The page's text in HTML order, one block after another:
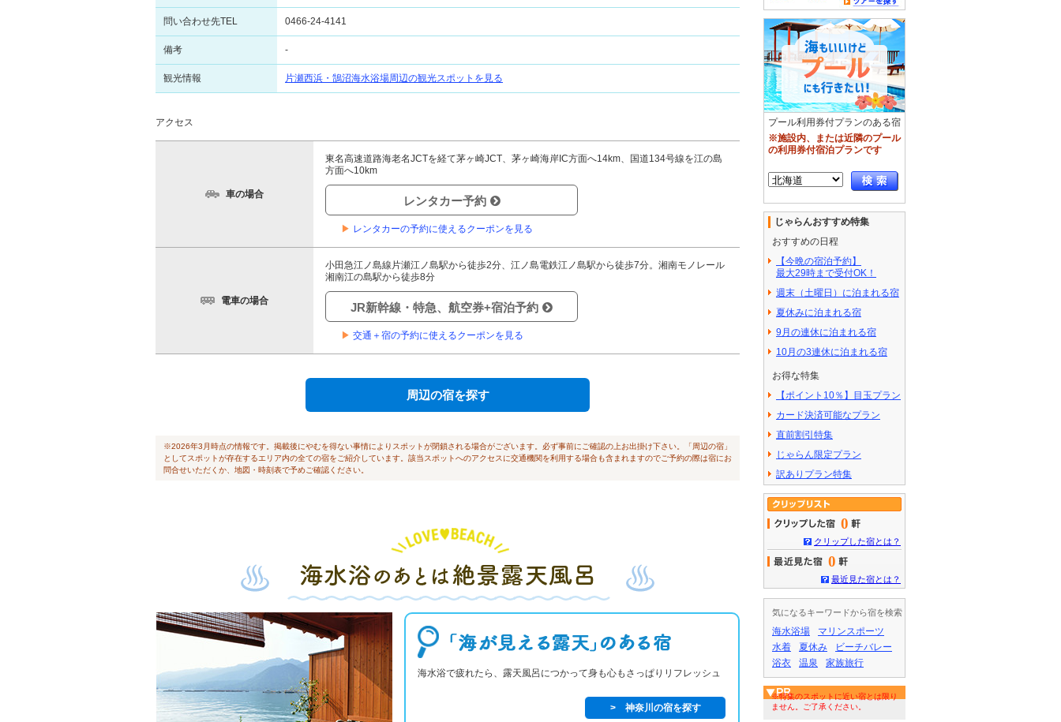
問い合わせ先TEL 0466-24-4141
備考 -
観光情報 片瀬西浜・鵠沼海水浴場周辺の観光スポットを見る
アクセス
車の場合
東名高速道路海老名JCTを経て茅ヶ崎JCT、茅ヶ崎海岸IC方面へ14km、国道134号線を江の島
方面へ10km
レンタカー予約
▶ レンタカーの予約に使えるクーポンを見る
電車の場合
小田急江ノ島線片瀬江ノ島駅から徒歩2分、江ノ島電鉄江ノ島駅から徒歩7分。湘南モノレール
湘南江の島駅から徒歩8分
JR新幹線・特急、航空券+宿泊予約
▶ 交通＋宿の予約に使えるクーポンを見る
周辺の宿を探す
※2026年3月時点の情報です。掲載後にやむを得ない事情によりスポットが閉鎖される場合がございます。必ず事前にご確認の上お出掛け下さい。「周辺の宿」
としてスポットが存在するエリア内の全ての宿をご紹介しています。該当スポットへのアクセスに交通機関を利用する場合も含まれますのでご予約の際は宿にお
問合せいただくか、地図・時刻表で予めご確認ください。
海水浴で疲れたら、露天風呂につかって身も心もさっぱりリフレッシュ
> 神奈川の宿を探す
プール利用券付プランのある宿
※施設内、または近隣のプール
の利用券付宿泊プランです
じゃらんおすすめ特集
おすすめの日程
【今晩の宿泊予約】
最大29時まで受付OK！
週末（土曜日）に泊まれる宿
夏休みに泊まれる宿
9月の連休に泊まれる宿
10月の3連休に泊まれる宿
お得な特集
【ポイント10％】目玉プラン
カード決済可能なプラン
直前割引特集
じゃらん限定プラン
訳ありプラン特集
気になるキーワードから宿を検索
海水浴場
マリンスポーツ
水着
夏休み
ビーチバレー
浴衣
温泉 家族旅行
※特集のスポットに近い宿とは限り
ません。ご了承ください。